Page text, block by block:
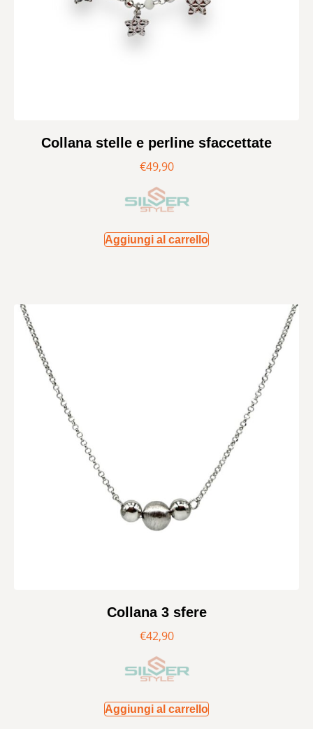
Collana stelle e perline sfaccettate
€49,90
Aggiungi al carrello
Collana 3 sfere
€42,90
Aggiungi al carrello